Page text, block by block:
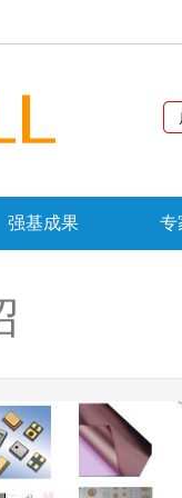
强基成果 专